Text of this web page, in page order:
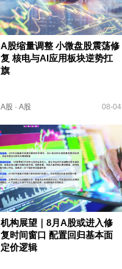
A股缩量调整 小微盘股震荡修
复 核电与AI应用板块逆势扛
旗
A股· A股 08-04
机构展望｜8月A股或进入修
复时间窗口 配置回归基本面
定价逻辑